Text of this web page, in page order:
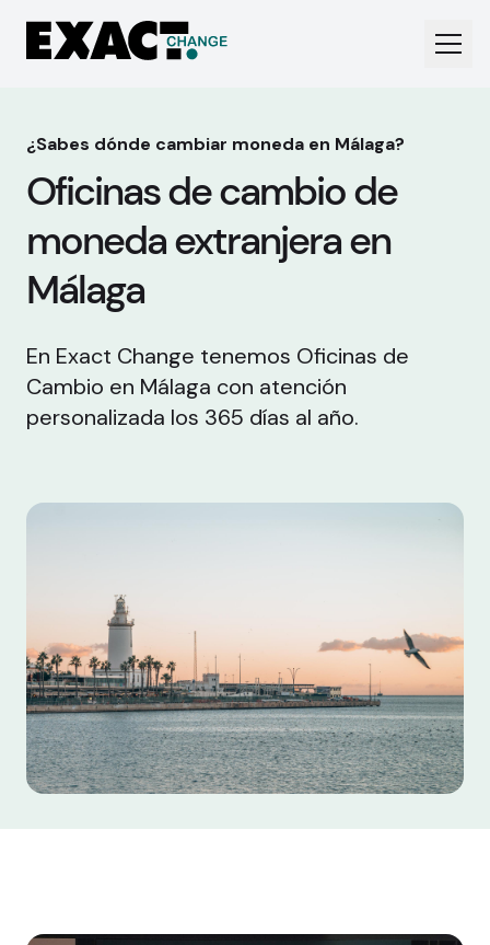
¿Sabes dónde cambiar moneda en Málaga?
Oficinas de cambio de
moneda extranjera en
Málaga
En Exact Change tenemos Oficinas de
Cambio en Málaga con atención
personalizada los 365 días al año.